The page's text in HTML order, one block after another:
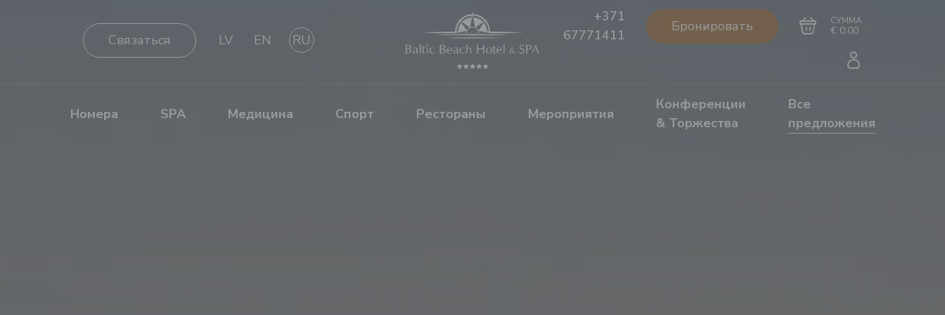
Cвязаться LV EN RU
+371
67771411
Бронировать СУММА
€ 0.00
Номера SPA Медицина Спорт Рестораны Mероприятия
Конференции
& Торжества
Все
предложения